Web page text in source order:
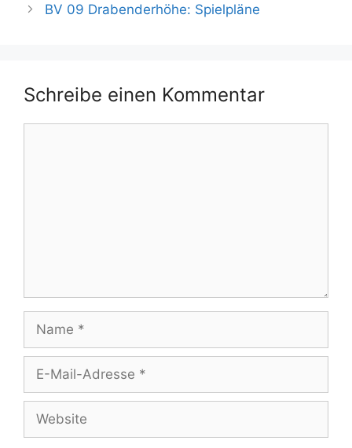
BV 09 Drabenderhöhe: Spielpläne
Schreibe einen Kommentar
Mail-
Adresse